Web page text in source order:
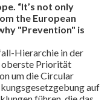
“It’s not only
the European
"Prevention" is
Hierarchie in der
oberste Priorität
um die Circular
auf